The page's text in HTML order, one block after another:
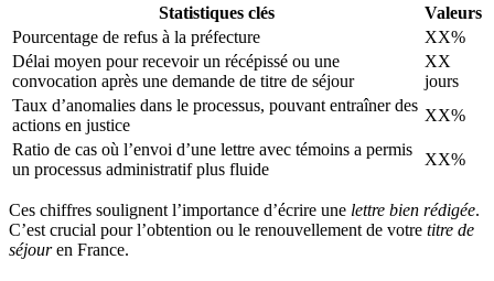
Statistiques clés
Valeurs
Pourcentage de refus à la préfecture
XX%
Délai moyen pour recevoir un récépissé ou une
convocation après une demande de titre de séjour
XX
jours
Taux d’anomalies dans le processus, pouvant entraîner des
actions en justice
XX%
Ratio de cas où l’envoi d’une lettre avec témoins a permis
un processus administratif plus fluide
XX%
Ces chiffres soulignent l’importance d’écrire une lettre bien rédigée.
C’est crucial pour l’obtention ou le renouvellement de votre titre de
séjouren France.